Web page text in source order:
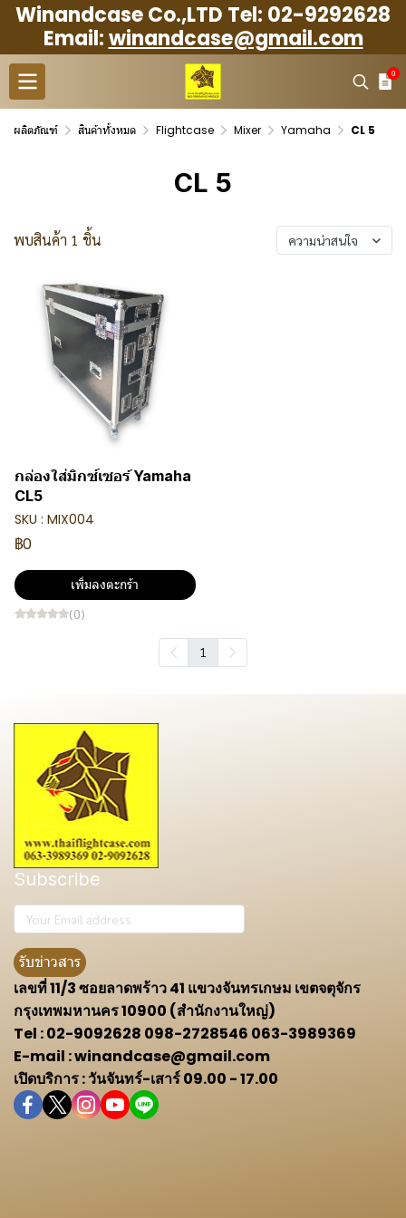
Winandcase Co.,LTD Tel: 02-9292628
Email:winandcase@gmail.com
0
ผลิตภัณฑ์ สินค้าทั้งหมด Flightcase Mixer Yamaha CL 5
CL 5
พบสินค้า 1 ชิ้น ความน่าสนใจ
กล่องใส่มิกซ์เซอร์ Yamaha
CL5
SKU : MIX004
฿0
เพิ่มลงตะกร้า
(0)
1
Subscribe
รับข่าวสาร
เลขที่ 11/3 ซอยลาดพร้าว 41 แขวงจันทรเกษม เขตจตุจักร
กรุงเทพมหานคร 10900 (สำนักงานใหญ่)
Tel : 02-9092628 098-2728546 063-3989369
E-mail : winandcase@gmail.com
เปิดบริการ : วันจันทร์-เสาร์ 09.00 - 17.00